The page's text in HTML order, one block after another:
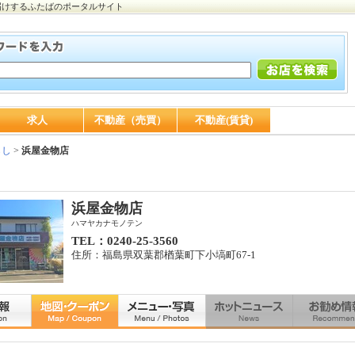
するふたばのポータルサイト
求人 不動産（売買） 不動産(賃貸)
> 浜屋金物店
浜屋金物店
ハマヤカナモノテン
TEL：0240-25-3560
住所：福島県双葉郡楢葉町下小塙町67-1